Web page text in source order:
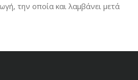
την οποία και λαμβάνει μετά